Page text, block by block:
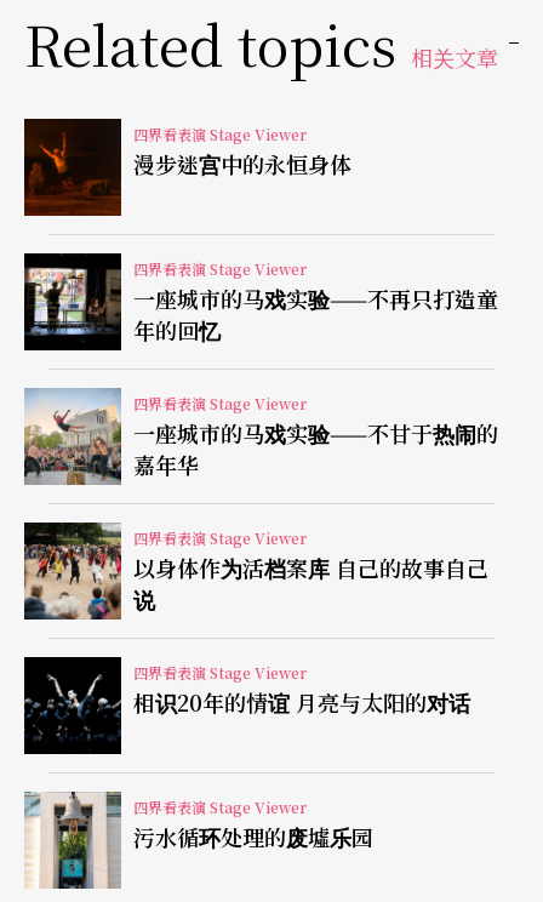
来到香港，走在街道上，赖声川觉得香港人很不快
乐，所以在《水中之书》里，他要透过银行副总裁
及他教授「快乐学」却并不快乐的女友Vivienne，
探讨「快乐」；至于「水中书」，则指涉佛法中
「大圆满」的概念：「你的思念一起，我们就把他
释放，如同在水中写字一样。水中书，懂吗？写出
来的当下就消逝无影！」Vivienne在剧中这样教导
学生。
从生活平凡做出与佛法有关的戏
近年，赖声川的创作都围绕著佛教哲学，《如影随
行》谈的就是人与中阴、人与意识世界的种种。一
种哲学如何在舞台呈现，往往是种考验。「你可能
以为演员要演一个哲学的戏，他便要学哲学，其实
有时候是错误的，反而很多人这样会把自己搞复杂
了。」他希望从生活中平凡的故事，做出跟佛法有
关的戏，因为佛法本来就是生活中的东西，像《等
待果陀》的流浪汉，要把演员回归到没有哲学的状
态之下，哲学思想才会出现。
那么，倒过来说，哲学、宗教或信仰，是可以表演
Related topics 相关文章
四界看表演 Stage Viewer
漫步迷宫中的永恒身体
四界看表演 Stage Viewer
一座城市的马戏实验——不再只打造童
年的回忆
四界看表演 Stage Viewer
一座城市的马戏实验——不甘于热闹的
嘉年华
四界看表演 Stage Viewer
以身体作为活档案库 自己的故事自己
说
四界看表演 Stage Viewer
相识20年的情谊 月亮与太阳的对话
四界看表演 Stage Viewer
污水循环处理的废墟乐园